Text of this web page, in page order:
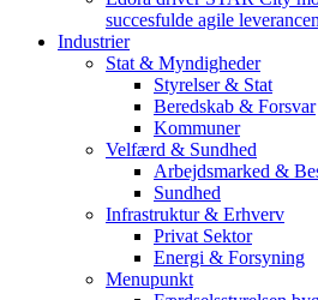
succesfulde agile
Industrier
Stat & Myndigheder
Styrelser & Stat
Beredskab & Forsvar
Kommuner
Velfærd & Sundhed
Arbejdsmarked &
Sundhed
Infrastruktur & Erhverv
Privat Sektor
Energi & Forsyning
Menupunkt